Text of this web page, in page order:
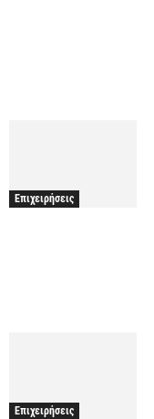
Επιχειρήσεις
Επιχειρήσεις